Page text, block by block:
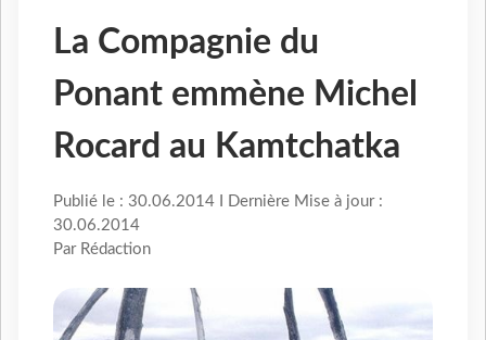
La Compagnie du
Ponant emmène Michel
Rocard au Kamtchatka
Publié le : 30.06.2014 I Dernière Mise à jour :
30.06.2014
Par Rédaction